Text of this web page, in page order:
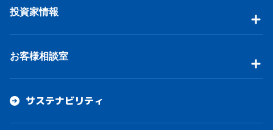
投資家情報
お客様相談室
サステナビリティ